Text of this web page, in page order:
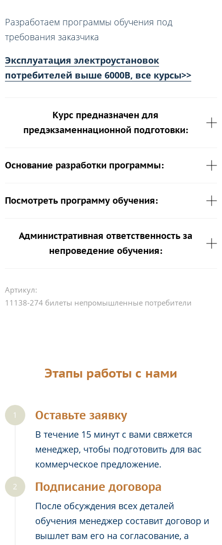
Разработаем программы обучения под
требования заказчика
Эксплуатация электроустановок
потребителей выше 6000В, все курсы>>
Курс предназначен для
предэкзаменнационной подготовки:
Основание разработки программы:
Посмотреть программу обучения:
Административная ответственность за
непроведение обучения:
Артикул:
11138-274 билеты непромышленные потребители
Этапы работы с нами
Оставьте заявку
В течение 15 минут с вами свяжется
менеджер, чтобы подготовить для вас
коммерческое предложение.
Подписание договора
После обсуждения всех деталей
обучения менеджер составит договор и
вышлет вам его на согласование, а